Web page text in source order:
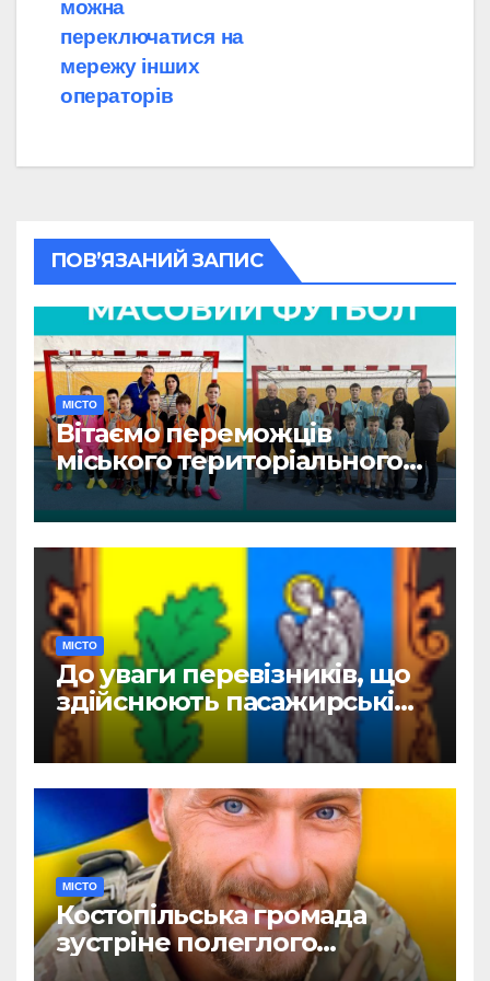
можна
переключатися на
мережу інших
операторів
ПОВ’ЯЗАНИЙ ЗАПИС
МІСТО
Вітаємо переможців
міського територіального
етапу змагань «Пліч-о-пліч:
Всеукраїнські шкільні ліги»
МІСТО
До уваги перевізників, що
здійснюють пасажирські
перевезення
МІСТО
Костопільська громада
зустріне полеглого
головного сержанта Сергія